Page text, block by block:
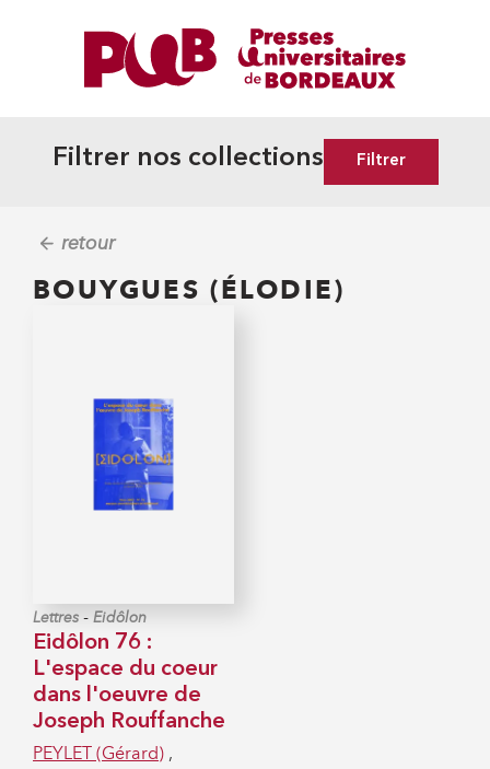
Filtrer nos collections Filtrer
retour
BOUYGUES (ÉLODIE)
Lettres - Eidôlon
Eidôlon 76 :
L'espace du coeur
dans l'oeuvre de
Joseph Rouffanche
PEYLET (Gérard) ,